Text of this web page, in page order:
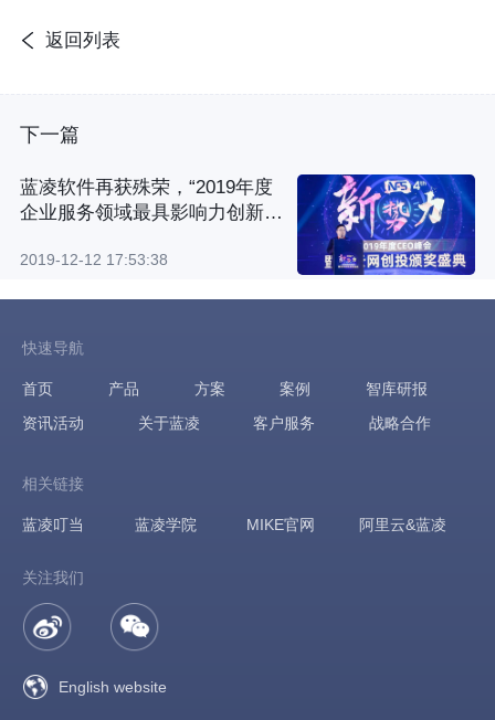
返回列表
下一篇
蓝凌软件再获殊荣，“2019年度
企业服务领域最具影响力创新企
2019-12-12 17:53:38
快速导航
首页 产品 方案 案例
智库研报
资讯活动
关于蓝凌 客户服务 战略合作
相关链接
蓝凌叮当 蓝凌学院 MIKE官网 阿里云&蓝凌
关注我们
English website